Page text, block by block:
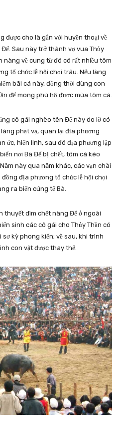
được cho là gắn với huyền thoại về
Sau này trở thành vợ vua Thủy
nàng về cung từ đó có rất nhiều tôm
tổ chức lễ hội chọi trâu. Nếu làng
bãi cá này, đồng thời dùng con
để mong phù hộ được mùa tôm cá.
cô gái nghèo tên Đế này do lỡ có
phạt vạ, quan lại địa phương
ức, hiển linh, sau đó địa phương lập
nơi Bà Đế bị chết, tôm cá kéo
này qua năm khác, các vạn chài
địa phương tổ chức lễ hội chọi
ra biển cúng tế Bà.
thuyết dìm chết nàng Đế ở ngoài
sinh các cô gái cho Thủy Thần có
kỳ phong kiến; về sau, khi trình
con vật được thay thế.